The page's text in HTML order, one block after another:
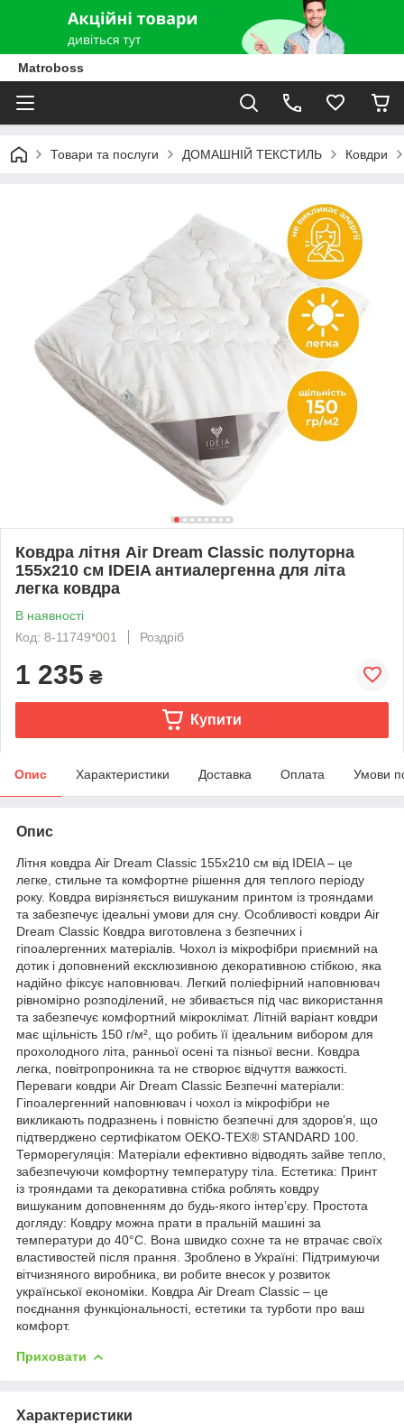
Matroboss
Товари та послуги ДОМАШНІЙ ТЕКСТИЛЬ Ковдри
Ковдра літня Air Dream Classic полуторна
155х210 см IDEIA антиалергенна для літа
легка ковдра
В наявності
Код: 8-11749*001
Роздріб
1 235 ₴
Купити
Опис Характеристики Доставка Оплата Умови
Опис
Літня ковдра Air Dream Classic 155х210 см від IDEIA – це
легке, стильне та комфортне рішення для теплого періоду
року. Ковдра вирізняється вишуканим принтом із трояндами
та забезпечує ідеальні умови для сну. Особливості ковдри Air
Dream Classic Ковдра виготовлена з безпечних і
гіпоалергенних матеріалів. Чохол із мікрофібри приємний на
дотик і доповнений ексклюзивною декоративною стібкою, яка
надійно фіксує наповнювач. Легкий поліефірний наповнювач
рівномірно розподілений, не збивається під час використання
та забезпечує комфортний мікроклімат. Літній варіант ковдри
має щільність 150 г/м², що робить її ідеальним вибором для
прохолодного літа, ранньої осені та пізньої весни. Ковдра
легка, повітропроникна та не створює відчуття важкості.
Переваги ковдри Air Dream Classic Безпечні матеріали:
Гіпоалергенний наповнювач і чохол із мікрофібри не
викликають подразнень і повністю безпечні для здоров’я, що
підтверджено сертифікатом OEKO-TEX® STANDARD 100.
Терморегуляція: Матеріали ефективно відводять зайве тепло,
забезпечуючи комфортну температуру тіла. Естетика: Принт
із трояндами та декоративна стібка роблять ковдру
вишуканим доповненням до будь-якого інтер’єру. Простота
догляду: Ковдру можна прати в пральній машині за
температури до 40°C. Вона швидко сохне та не втрачає своїх
властивостей після прання. Зроблено в Україні: Підтримуючи
вітчизняного виробника, ви робите внесок у розвиток
української економіки. Ковдра Air Dream Classic – це
поєднання функціональності, естетики та турботи про ваш
комфорт.
Приховати
Характеристики